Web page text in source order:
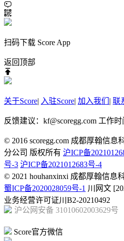
扫码下载 Score App
返回顶部
关于Score| 入驻Score| 加入我们 | 联
反馈建议：kf@scoregg.com 工作时
© 2016 scoregg.com 成都厚翰信
分公司 版权所有 沪ICP备
号-3 沪ICP备2021012683号-4
© 2021 houhanxinxi 成都厚翰信息
蜀ICP备2020028059号-1 川网文
业务经营许可证川B2-20210492
沪公网安备 31010602003629号
Score官方微信